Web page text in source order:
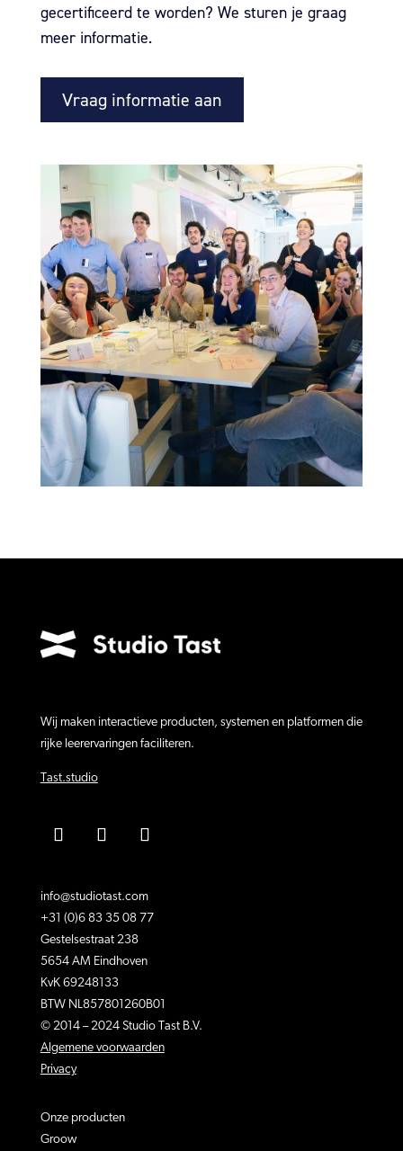
gecertificeerd te worden? We sturen je graag
meer informatie.
Vraag informatie aan
Wij maken interactieve producten, systemen en platformen die
rijke leerervaringen faciliteren.
Tast.studio
info@studiotast.com
+31 (0)6 83 35 08 77
Gestelsestraat 238
5654 AM Eindhoven
KvK 69248133
BTW NL857801260B01
© 2014 – 2024 Studio Tast B.V.
Algemene voorwaarden
Privacy
Onze producten
Groow